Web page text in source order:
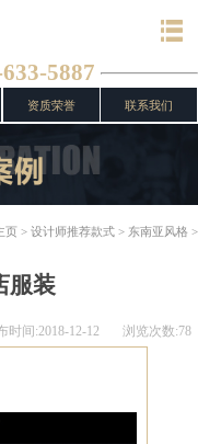
5887
资质荣誉 联系我们
页 > 设计师推荐款式 > 东南亚风格 >
服装
时间:2018-12-12 浏览次数:78